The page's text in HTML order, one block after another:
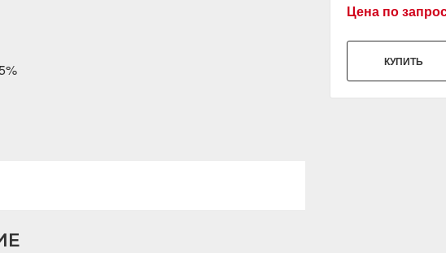
Цена по
КУПИТЬ